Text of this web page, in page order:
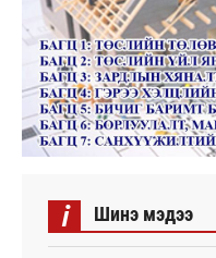
i Шинэ мэдээ